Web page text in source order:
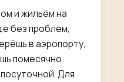
и жильём на
без проблем,
в аэропорту,
помесячно
Для